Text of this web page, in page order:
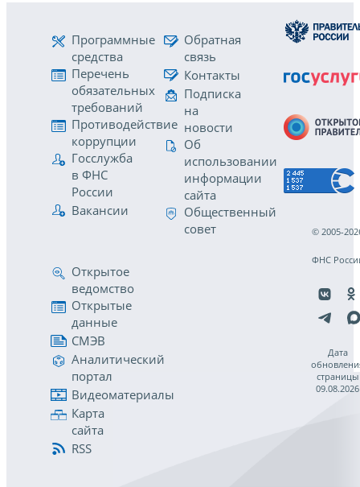
Программные
средства
Перечень
обязательных
требований
Противодействие
коррупции
Госслужба
в ФНС
России
Вакансии
Обратная
связь
Контакты
Подписка
на
новости
Об
использовании
информации
сайта
Общественный
совет
Открытое
ведомство
Открытые
данные
СМЭВ
Аналитический
портал
Видеоматериалы
Карта
сайта
RSS
© 2005-
ФНС
Дата
страницы
09.08.2026